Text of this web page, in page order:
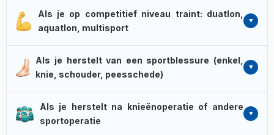
de disciplines — zwemmen (schoudergordel, rug,
borstspieren, romp), fietsen (quadriceps, hamstrings,
kuiten, gluteus), lopen (beenspieren, romp, kuiten).
Aparte protocollen voor warming-up, duurkracht,
explosieve kracht en actieve regeneratie. Op
Als je op competitief niveau traint: duatlon,
aquatlon, multisport
voor multisportvoorbereiding. Bij duatlon (fietsen +
lopen), aquatlon (zwemmen + lopen) of andere
combinaties kies je uit de Triathlon Pro-bibliotheek de
juiste discipline. Het ActionNow-blok met 84 programma's
kan gecombineerd worden met team- of thuisoefeningen.
Als je herstelt van een sportblessure (enkel,
knie, schouder, peesschede)
behandeling van sportblessures. Bij gewrichtsontsteking,
chronische tendinopathie of acute verrekking kan het
Als je herstelt na knieënoperatie of andere
sportoperatie